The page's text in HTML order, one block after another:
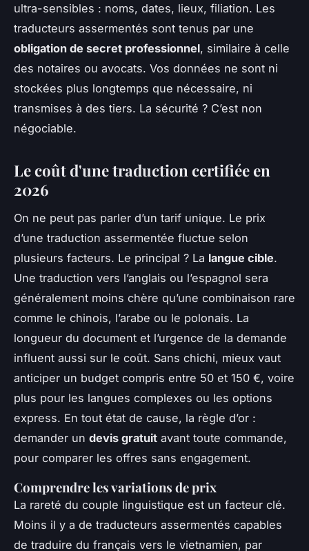
ultra-sensibles : noms, dates, lieux, filiation. Les
traducteurs assermentés sont tenus par une
obligation de secret professionnel, similaire à celle
des notaires ou avocats. Vos données ne sont ni
stockées plus longtemps que nécessaire, ni
transmises à des tiers. La sécurité ? C’est non
négociable.
Le coût d'une traduction certifiée en
2026
On ne peut pas parler d’un tarif unique. Le prix
d’une traduction assermentée fluctue selon
plusieurs facteurs. Le principal ? La langue cible.
Une traduction vers l’anglais ou l’espagnol sera
généralement moins chère qu’une combinaison rare
comme le chinois, l’arabe ou le polonais. La
longueur du document et l’urgence de la demande
influent aussi sur le coût. Sans chichi, mieux vaut
anticiper un budget compris entre 50 et 150 €, voire
plus pour les langues complexes ou les options
express. En tout état de cause, la règle d’or :
demander un devis gratuit avant toute commande,
pour comparer les offres sans engagement.
Comprendre les variations de prix
La rareté du couple linguistique est un facteur clé.
Moins il y a de traducteurs assermentés capables
de traduire du français vers le vietnamien, par